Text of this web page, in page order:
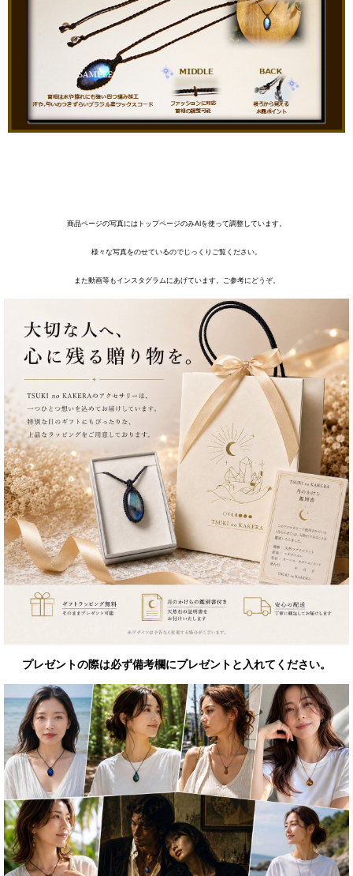
商品ページの写真にはトップページのみAIを使って調整しています。
様々な写真をのせているのでじっくりご覧ください。
また動画等もインスタグラムにあげています。ご参考にどうぞ。
プレゼントの際は必ず備考欄にプレゼントと入れてください。